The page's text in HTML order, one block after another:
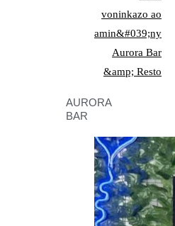
AURORA
BAR